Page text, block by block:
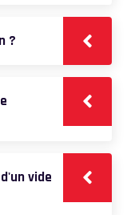
?
vide